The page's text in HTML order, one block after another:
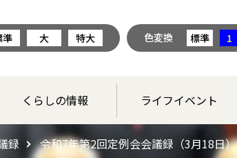
準 大 特大 色変換 標準 1
くらしの情報 ライフイベント
録 令和7年第2回定例会会議録（3月18日）